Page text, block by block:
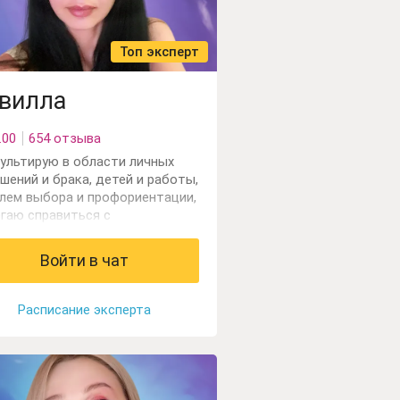
Топ эксперт
654 отзыва
в области личных
и брака, детей и работы,
выбора и профориентации,
справиться с
и астрологией.
Войти в чат
Расписание эксперта